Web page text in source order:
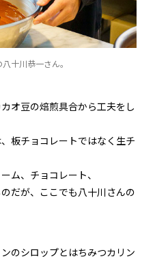
十川恭一さん。
オ豆の焙煎具合から工夫をし
板チョコレートではなく生チ
ム、チョコレート、
だが、ここでも八十川さんの
のシロップとはちみつカリン